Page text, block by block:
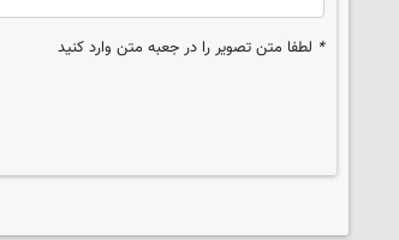
* لطفا متن تصویر را در جعبه متن وارد کنید